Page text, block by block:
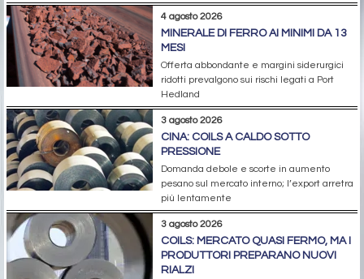
4 agosto 2026
MINERALE DI FERRO AI MINIMI DA 13
MESI
Offerta abbondante e margini siderurgici
ridotti prevalgono sui rischi legati a Port
Hedland
3 agosto 2026
CINA: COILS A CALDO SOTTO
PRESSIONE
Domanda debole e scorte in aumento
pesano sul mercato interno; l’export arretra
più lentamente
3 agosto 2026
COILS: MERCATO QUASI FERMO, MA I
PRODUTTORI PREPARANO NUOVI
RIALZI